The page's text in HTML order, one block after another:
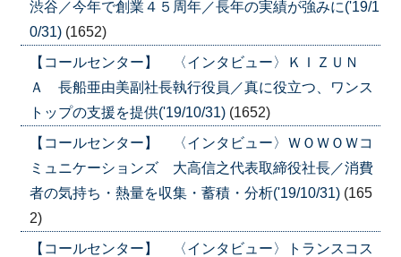
渋谷／今年で創業４５周年／長年の実績が強みに('19/1
0/31) (1652)
【コールセンター】 〈インタビュー〉ＫＩＺＵＮ
Ａ 長船亜由美副社長執行役員／真に役立つ、ワンス
トップの支援を提供('19/10/31) (1652)
【コールセンター】 〈インタビュー〉ＷＯＷＯＷコ
ミュニケーションズ 大高信之代表取締役社長／消費
者の気持ち・熱量を収集・蓄積・分析('19/10/31) (165
2)
【コールセンター】 〈インタビュー〉トランスコス